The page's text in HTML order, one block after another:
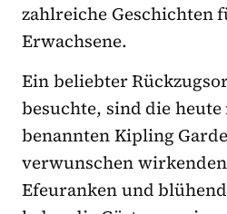
zahlreiche Geschichten
Erwachsene.
Ein beliebter
besuchte, sind die
benannten Kipling
verwunschen
Efeuranken und